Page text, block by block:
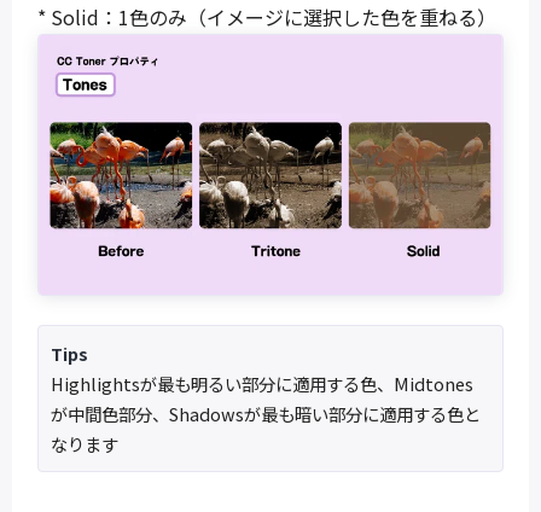
* Solid：1色のみ（イメージに選択した色を重ねる）
Tips
Highlightsが最も明るい部分に適用する色、Midtones
が中間色部分、Shadowsが最も暗い部分に適用する色と
なります